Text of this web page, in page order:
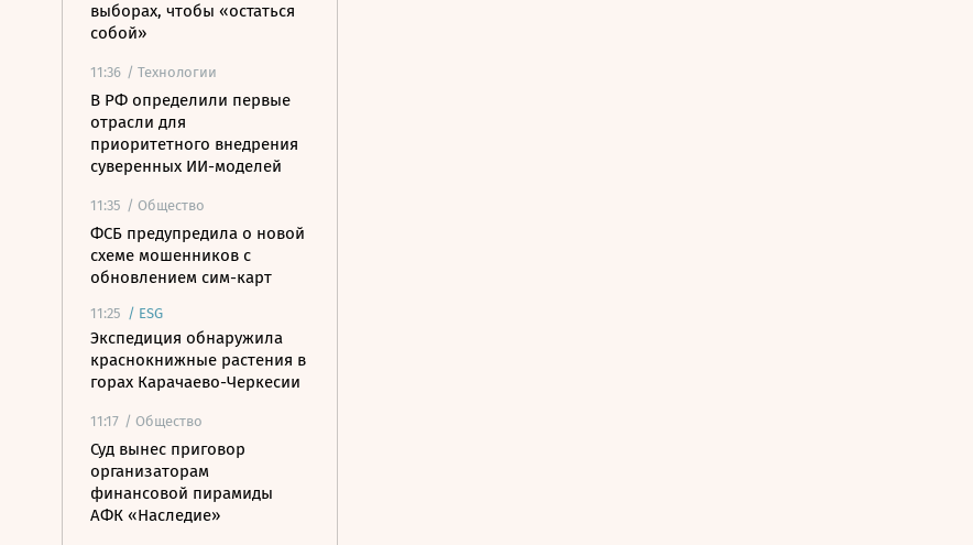
выборах, чтобы «остаться
собой»
11:36 / Технологии
В РФ определили первые
отрасли для
приоритетного внедрения
суверенных ИИ-моделей
11:35 / Общество
ФСБ предупредила о новой
схеме мошенников с
обновлением сим-карт
11:25 / ESG
Экспедиция обнаружила
краснокнижные растения в
горах Карачаево-Черкесии
11:17 / Общество
Суд вынес приговор
организаторам
финансовой пирамиды
АФК «Наследие»